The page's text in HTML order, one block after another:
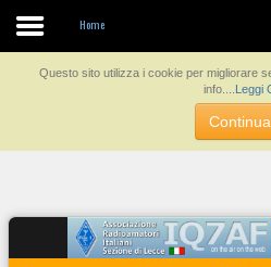
Questo sito utilizza i cookie per migliorare
info....
Leggi
Continua..
Home
Contatti